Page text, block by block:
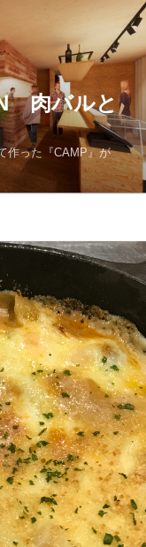
肉バルと
作った『CAMP』が